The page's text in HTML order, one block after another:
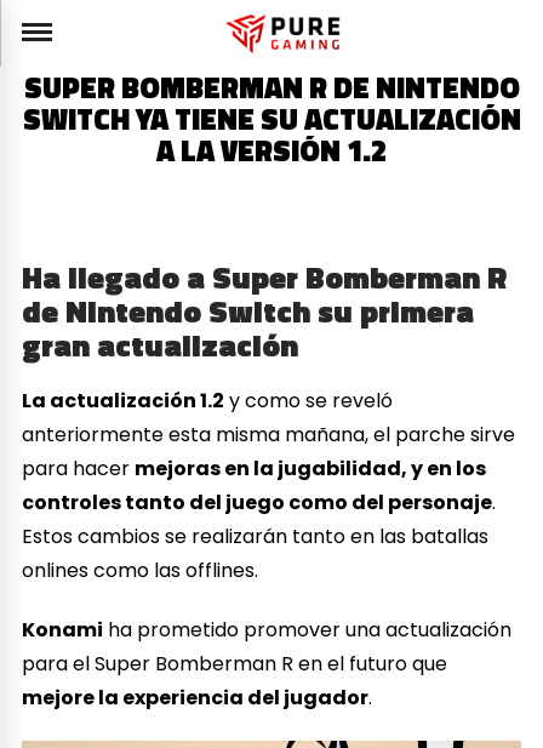
SUPER BOMBERMAN R DE NINTENDO
SWITCH YA TIENE SU ACTUALIZACIÓN
A LA VERSIÓN 1.2
Ha llegado a Super Bomberman R
de Nintendo Switch su primera
gran actualización
La actualización 1.2 y como se reveló
anteriormente esta misma mañana, el parche sirve
para hacer mejoras en la jugabilidad, y en los
controles tanto del juego como del personaje.
Estos cambios se realizarán tanto en las batallas
onlines como las offlines.
Konami ha prometido promover una actualización
para el Super Bomberman R en el futuro que
mejore la experiencia del jugador.